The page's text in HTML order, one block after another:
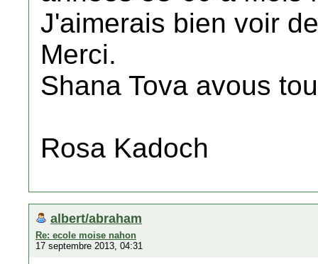
J'aimerais bien voir
Merci.
Shana Tova avous
Rosa Kadoch
albert/abraham
Re: ecole moise nahon
17 septembre 2013, 04:31